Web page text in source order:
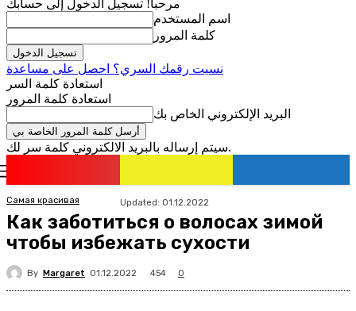
مرحبا! تسجيل الدخول إلى حسابك
اسم المستخدم
كلمة المرور
نسيت رقمك السري؟ احصل على مساعدة
استعادة كلمة السر
استعادة كلمة المرور
البريد الإلكتروني الخاص بك
سيتم إرساله بالبريد الالكتروني كلمة سر لك.
Самая красивая Updated: 01.12.2022
Как заботиться о волосах зимой
чтобы избежать сухости
By Margaret 01.12.2022 454 0